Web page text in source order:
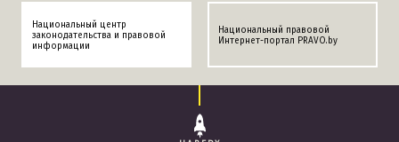
Национальный центр
законодательства и правовой
информации
Национальный правовой
Интернет-портал PRAVO.by